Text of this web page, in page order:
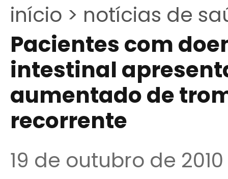
início > notícias de
Pacientes com
intestinal
aumentado de
recorrente
19 de outubro de 2010